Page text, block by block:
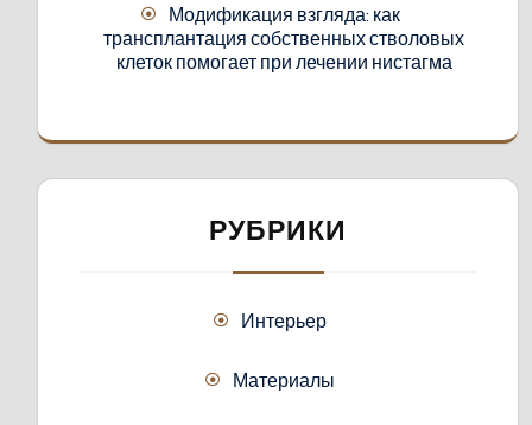
Модификация взгляда: как
трансплантация собственных стволовых
клеток помогает при лечении нистагма
РУБРИКИ
Интерьер
Материалы